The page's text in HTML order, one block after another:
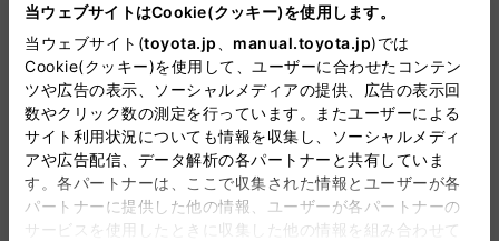
当ウェブサイトはCookie(クッキー)を使用します。
当ウェブサイト(toyota.jp manual.toyota.jp)では
Cookie(クッキー)を使用して、ユーザーに合わせたコンテン
ツや広告の表示、ソーシャルメディアの提供、広告の表示回
数やクリック数の測定を行っています。またユーザーによる
サイト利用状況についても情報を収集し、ソーシャルメディ
アや広告配信、データ解析の各パートナーと共有していま
す。各パートナーは、ここで収集された情報とユーザーが各
パートナーに提供した他の情報、ユーザーが各パートナーの
サービスを使用したときに収集した他の情報を組み合わせて